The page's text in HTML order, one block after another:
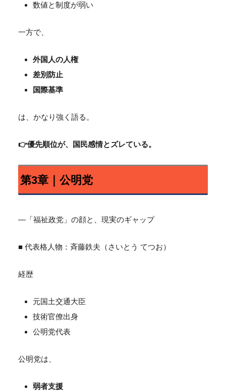
数値と制度が弱い
一方で、
外国人の人権
差別防止
国際基準
は、かなり強く語る。
👉優先順位が、国民感情とズレている。
第3章｜公明党
―「福祉政党」の顔と、現実のギャップ
■ 代表格人物：斉藤鉄夫（さいとう てつお）
経歴
元国土交通大臣
技術官僚出身
公明党代表
公明党は、
弱者支援